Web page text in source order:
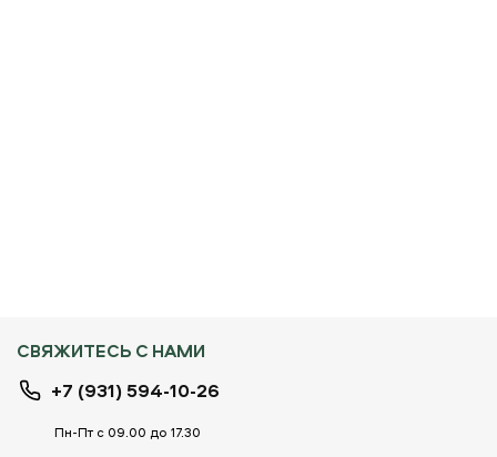
СВЯЖИТЕСЬ С НАМИ
+7 (931) 594-10-26
Пн-Пт с 09.00 до 17.30